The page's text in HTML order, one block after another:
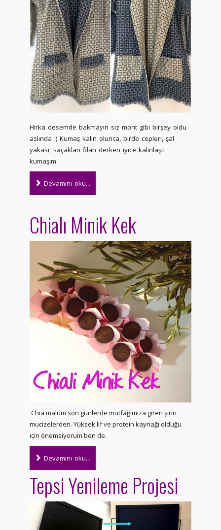
Hırka desemde bakmayın siz mont gibi birşey oldu
aslında :) Kumaş kalın olunca, birde cepleri, şal
yakası, saçakları filan derken iyice kalınlaştı
kumaşım.
Devamını oku...
Chialı Minik Kek
Chia malum son günlerde mutfağımıza giren şirin
mucizelerden. Yüksek lif ve protein kaynağı olduğu
için önemsiyorum ben de.
Devamını oku...
Tepsi Yenileme Projesi